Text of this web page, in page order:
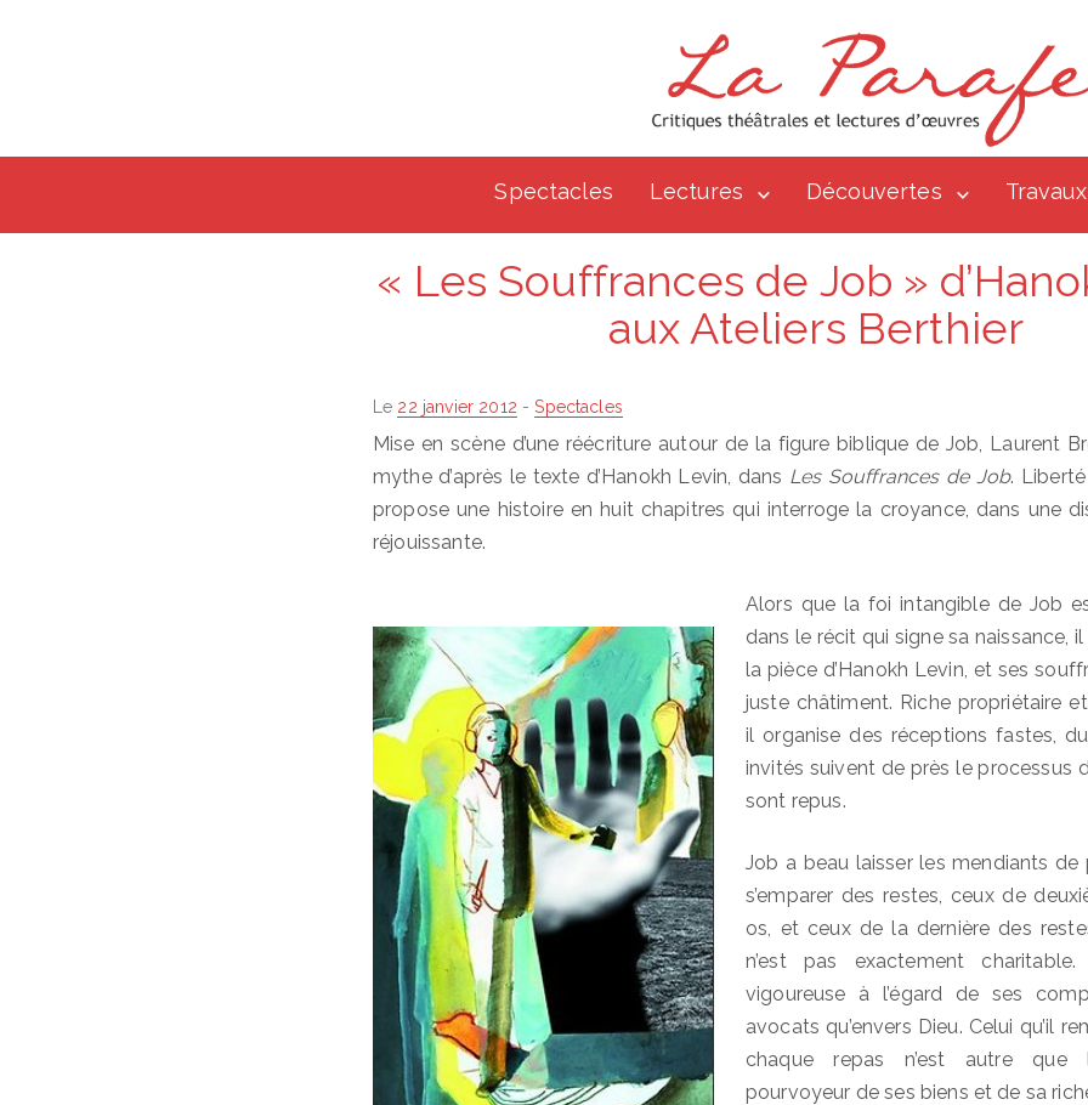
Spectacles Lectures Découvertes Travaux
« Les Souffrances de Job »
aux Ateliers Berthier
Le Posted
22 janvier 2012 -Spectacles
Mise en scène d’une réécriture autour de la figure biblique de Job, Laurent
mythe d’après le texte d’Hanokh Levin, dans Les Souffrances de Job.
propose une histoire en huit chapitres qui interroge la croyance, dans une
réjouissante.
Alors que la foi intangible de Job
dans le récit qui signe sa naissance,
la pièce d’Hanokh Levin, et ses
juste châtiment. Riche propriétaire et
il organise des réceptions fastes,
invités suivent de près le processus
sont repus.
Job a beau laisser les mendiants de
s’emparer des restes, ceux de
os, et ceux de la dernière des
n’est pas exactement
vigoureuse à l’égard de ses
avocats qu’envers Dieu. Celui qu’il
chaque repas n’est autre que
pourvoyeur de ses biens et de sa